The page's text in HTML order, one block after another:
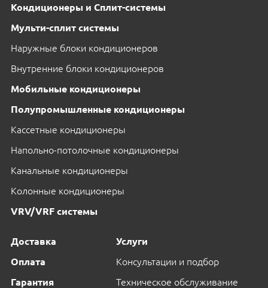
Кондиционеры и Сплит-системы
Мульти-сплит системы
Наружные блоки кондиционеров
Внутренние блоки кондиционеров
Мобильные кондиционеры
Полупромышленные кондиционеры
Кассетные кондиционеры
Напольно-потолочные кондиционеры
Канальные кондиционеры
Колонные кондиционеры
VRV/VRF системы
Доставка
Оплата
Гарантия
Услуги
Консультации и подбор
Техническое обслуживание